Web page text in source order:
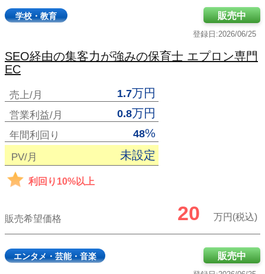
学校・教育
登録日:2026/06/25
販売中
SEO経由の集客力が強みの保育士 エプロン専門
EC
売上/月 1.7万円
営業利益/月 0.8万円
年間利回り 48%
PV/月 未設定
利回り10%以上
販売希望価格 20 万円(税込)
エンタメ・芸能・音楽 販売中